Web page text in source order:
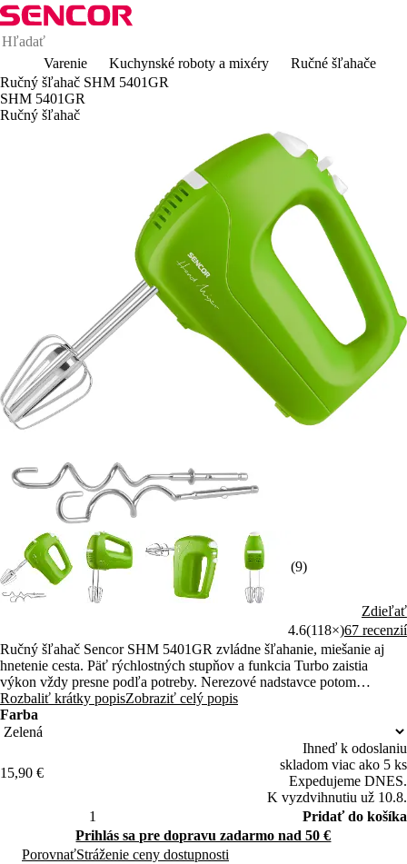
Varenie Kuchynské roboty a mixéry
Ručné šľahače
Ručný šľahač SHM 5401GR
SHM 5401GR
Ručný šľahač
(9)
Zdieľať
4.6(118×)67 recenzií
Ručný šľahač Sencor SHM 5401GR zvládne šľahanie, miešanie aj
hnetenie cesta. Päť rýchlostných stupňov a funkcia Turbo zaistia
výkon vždy presne podľa potreby. Nerezové nadstavce potom
kedykoľvek jednoducho umyjete a jedným stlačením vymeníte.
Rozbaliť krátky popisZobraziť celý popis
Farba
15,90 €
Ihneď k odoslaniu
skladom viac ako 5 ks
Expedujeme DNES.
K vyzdvihnutiu už 10.8.
Pridať do košíka
Prihlás sa pre dopravu zadarmo nad 50 €
PorovnaťStráženie ceny dostupnosti